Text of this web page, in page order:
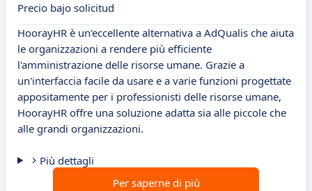
Precio bajo solicitud
HoorayHR è un'eccellente alternativa a AdQualis che aiuta
le organizzazioni a rendere più efficiente
l'amministrazione delle risorse umane. Grazie a
un'interfaccia facile da usare e a varie funzioni progettate
appositamente per i professionisti delle risorse umane,
HoorayHR offre una soluzione adatta sia alle piccole che
alle grandi organizzazioni.
Più dettagli
Per saperne di più